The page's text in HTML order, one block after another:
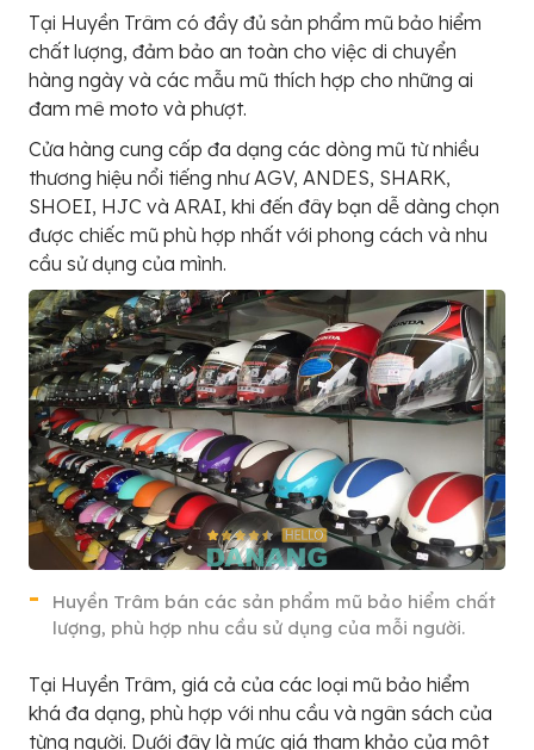
Tại Huyền Trâm có đầy đủ sản phẩm mũ bảo hiểm
chất lượng, đảm bảo an toàn cho việc di chuyển
hàng ngày và các mẫu mũ thích hợp cho những ai
đam mê moto và phượt.
Cửa hàng cung cấp đa dạng các dòng mũ từ nhiều
thương hiệu nổi tiếng như AGV, ANDES, SHARK,
SHOEI, HJC và ARAI, khi đến đây bạn dễ dàng chọn
được chiếc mũ phù hợp nhất với phong cách và nhu
cầu sử dụng của mình.
Huyền Trâm bán các sản phẩm mũ bảo hiểm chất
lượng, phù hợp nhu cầu sử dụng của mỗi người.
Tại Huyền Trâm, giá cả của các loại mũ bảo hiểm
khá đa dạng, phù hợp với nhu cầu và ngân sách của
từng người. Dưới đây là mức giá tham khảo của một